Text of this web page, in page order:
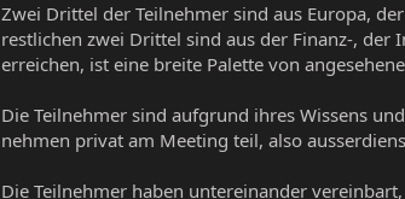
Zwei Drittel der Teilnehmer sind aus Europa,
restlichen zwei Drittel sind aus der Finanz-, der
erreichen, ist eine breite Palette von
Die Teilnehmer sind aufgrund ihres Wissens
nehmen privat am Meeting teil, also
Die Teilnehmer haben untereinander